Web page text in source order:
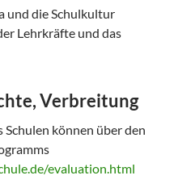
und die Schulkultur
Lehrkräfte und das
Verbreitung
können über den
evaluation.html